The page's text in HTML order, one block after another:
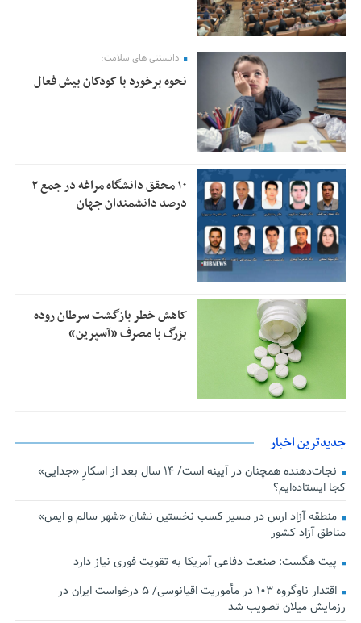
دانستنی های سلامت؛
نحوه برخورد با کودکان بیش فعال
۱۰ محقق دانشگاه مراغه در جمع ۲
درصد دانشمندان جهان
کاهش خطر بازگشت سرطان روده
بزرگ با مصرف «آسپرین»
جدیدترین اخبار
نجات‌دهنده‌ همچنان در آیینه است/ ۱۴ سال بعد از اسکارِ «جدایی»
کجا ایستاده‌ایم؟
منطقه آزاد ارس در مسیر کسب نخستین نشان «شهر سالم و ایمن»
مناطق آزاد کشور
پیت هگست: صنعت دفاعی آمریکا به تقویت فوری نیاز دارد
اقتدار ناوگروه ۱۰۳ در مأموریت‌ اقیانوسی/ ۵ درخواست ایران در
رزمایش میلان تصویب شد